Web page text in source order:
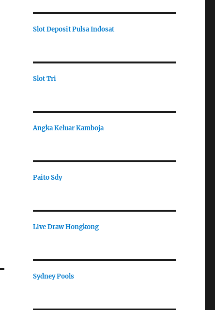
Slot Deposit Pulsa Indosat
Slot Tri
Angka Keluar Kamboja
Paito Sdy
Live Draw Hongkong
Sydney Pools